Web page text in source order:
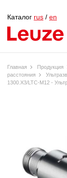
Каталог rus / en
Главная Продукция
расстояния
1300.X3/LTC-M12 -